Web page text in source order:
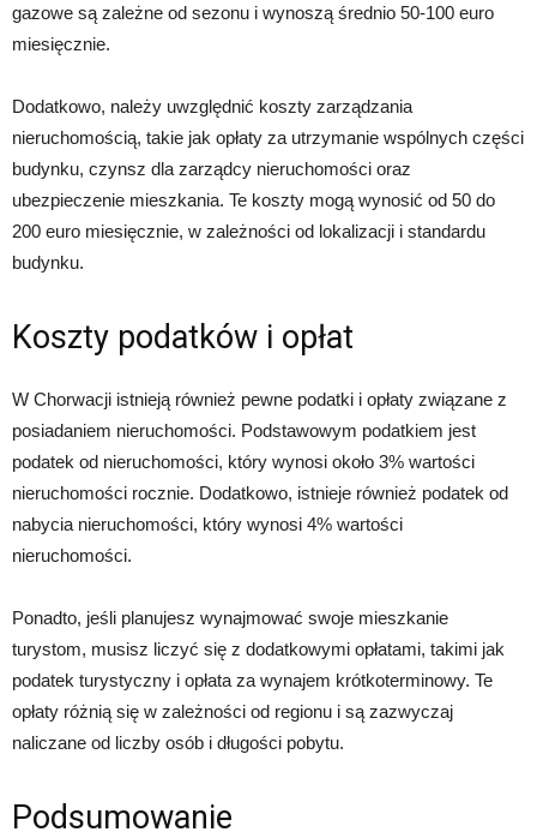
gazowe są zależne od sezonu i wynoszą średnio 50-100 euro
miesięcznie.
Dodatkowo, należy uwzględnić koszty zarządzania
nieruchomością, takie jak opłaty za utrzymanie wspólnych części
budynku, czynsz dla zarządcy nieruchomości oraz
ubezpieczenie mieszkania. Te koszty mogą wynosić od 50 do
200 euro miesięcznie, w zależności od lokalizacji i standardu
budynku.
Koszty podatków i opłat
W Chorwacji istnieją również pewne podatki i opłaty związane z
posiadaniem nieruchomości. Podstawowym podatkiem jest
podatek od nieruchomości, który wynosi około 3% wartości
nieruchomości rocznie. Dodatkowo, istnieje również podatek od
nabycia nieruchomości, który wynosi 4% wartości
nieruchomości.
Ponadto, jeśli planujesz wynajmować swoje mieszkanie
turystom, musisz liczyć się z dodatkowymi opłatami, takimi jak
podatek turystyczny i opłata za wynajem krótkoterminowy. Te
opłaty różnią się w zależności od regionu i są zazwyczaj
naliczane od liczby osób i długości pobytu.
Podsumowanie